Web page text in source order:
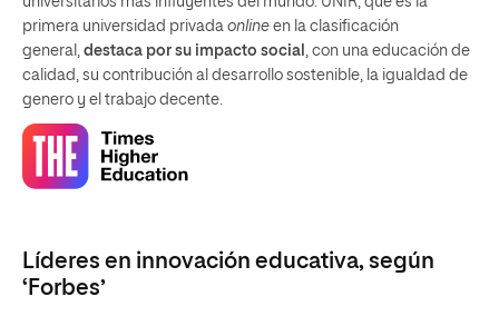
primera universidad privada online en la clasificación
general, destaca por su impacto social , con una educación de
calidad, su contribución al desarrollo sostenible, la igualdad de
genero y el trabajo decente.
Líderes en innovación educativa, según
‘Forbes’